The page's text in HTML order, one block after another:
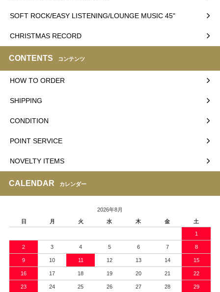
SOFT ROCK/EASY LISTENING/LOUNGE MUSIC 45"
CHRISTMAS RECORD
CONTENTS コンテンツ
HOW TO ORDER
SHIPPING
CONDITION
POINT SERVICE
NOVELTY ITEMS
CALENDAR カレンダー
2026年8月
日
月 火 水 木 金 土
1
2 3 4 5 6 7 8
9 10 11 12 13 14 15
16 17 18 19 20 21 22
23 24 25 26 27 28 29